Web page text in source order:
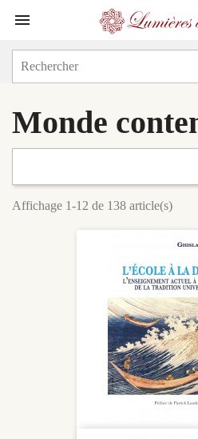

Monde
Affichage 1-12 de 138 article(s)